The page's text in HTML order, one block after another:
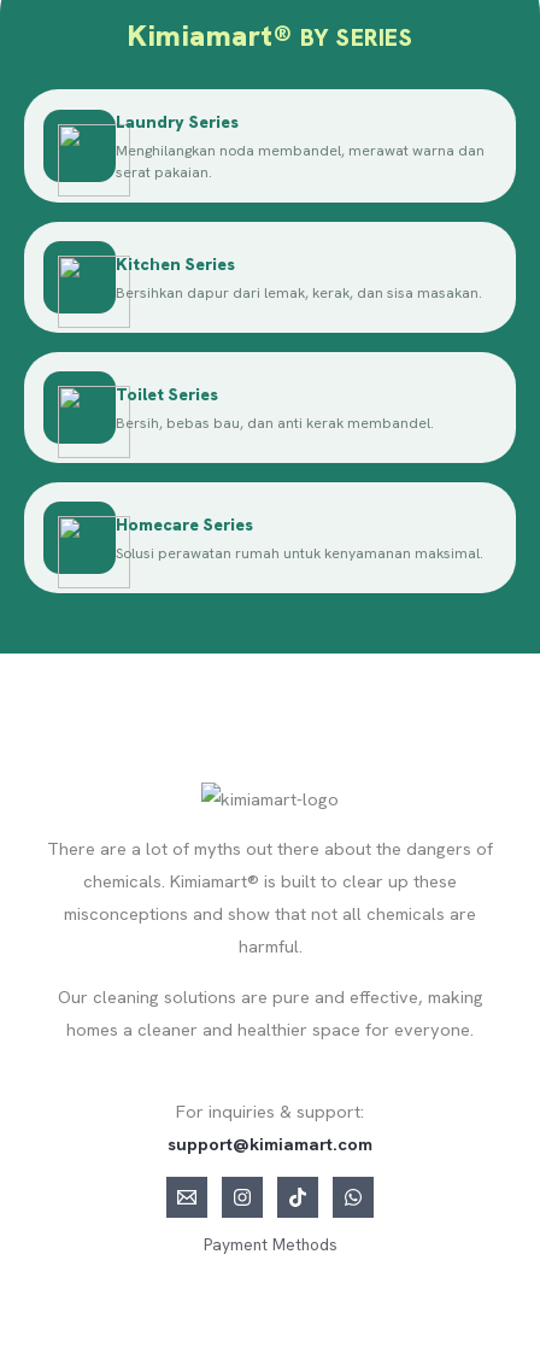
Kimiamart® BY SERIES
Laundry Series
Menghilangkan noda membandel, merawat warna dan
serat pakaian.
Kitchen Series
Bersihkan dapur dari lemak, kerak, dan sisa masakan.
Toilet Series
Bersih, bebas bau, dan anti kerak membandel.
Homecare Series
Solusi perawatan rumah untuk kenyamanan maksimal.
There are a lot of myths out there about the dangers of
chemicals. Kimiamart® is built to clear up these
misconceptions and show that not all chemicals are
harmful.
Our cleaning solutions are pure and effective, making
homes a cleaner and healthier space for everyone.
For inquiries & support:
support@kimiamart.com
Payment Methods